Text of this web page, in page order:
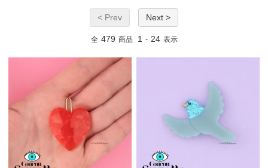
< Prev Next >
全 479 商品 1 - 24 表示